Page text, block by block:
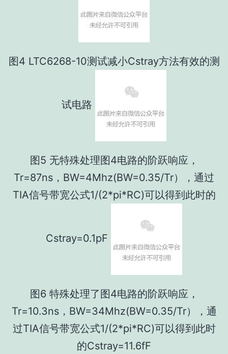
图4 LTC6268-10测试减小Cstray方法有效的测
试电路
图5 无特殊处理图4电路的阶跃响应，
Tr=87ns，BW=4Mhz(BW=0.35/Tr），通过
TIA信号带宽公式1/(2*pi*RC)可以得到此时的
Cstray=0.1pF
图6 特殊处理了图4电路的阶跃响应，
Tr=10.3ns，BW=34Mhz(BW=0.35/Tr），通
过TIA信号带宽公式1/(2*pi*RC)可以得到此时
的Cstray=11.6fF